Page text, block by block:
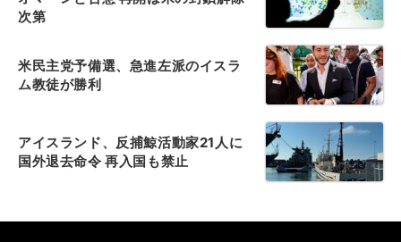
次第
米民主党予備選、急進左派のイスラ
ム教徒が勝利
アイスランド、反捕鯨活動家21人に
国外退去命令 再入国も禁止